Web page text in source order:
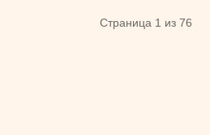
Страница 1 из 76